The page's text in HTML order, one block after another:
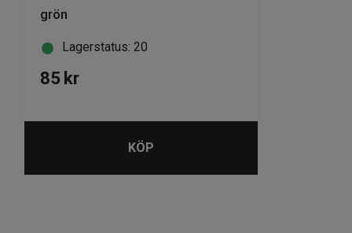
grön
Lagerstatus: 20
85 kr
KÖP